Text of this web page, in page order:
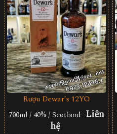
Rượu Dewar's 12YO
700ml / 40% / Scotland Liên
hệ